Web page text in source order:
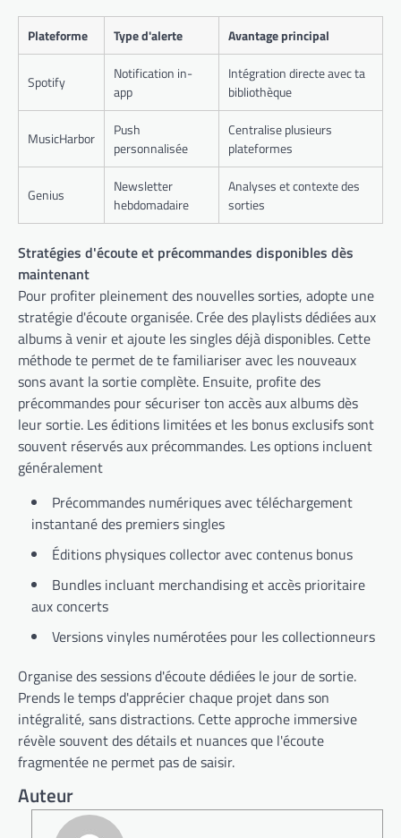
Plateforme Type d'alerte Avantage principal
Spotify
Notification in-
app
Intégration directe avec ta
bibliothèque
MusicHarbor
Push
personnalisée
Centralise plusieurs
plateformes
Genius
Newsletter
hebdomadaire
Analyses et contexte des
sorties
Stratégies d'écoute et précommandes disponibles dès
maintenant
Pour profiter pleinement des nouvelles sorties, adopte une
stratégie d'écoute organisée. Crée des playlists dédiées aux
albums à venir et ajoute les singles déjà disponibles. Cette
méthode te permet de te familiariser avec les nouveaux
sons avant la sortie complète. Ensuite, profite des
précommandes pour sécuriser ton accès aux albums dès
leur sortie. Les éditions limitées et les bonus exclusifs sont
souvent réservés aux précommandes. Les options incluent
généralement
Précommandes numériques avec téléchargement
instantané des premiers singles
Éditions physiques collector avec contenus bonus
Bundles incluant merchandising et accès prioritaire
aux concerts
Versions vinyles numérotées pour les collectionneurs
Organise des sessions d'écoute dédiées le jour de sortie.
Prends le temps d'apprécier chaque projet dans son
intégralité, sans distractions. Cette approche immersive
révèle souvent des détails et nuances que l'écoute
fragmentée ne permet pas de saisir.
Auteur